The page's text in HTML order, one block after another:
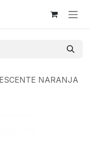
NARANJA